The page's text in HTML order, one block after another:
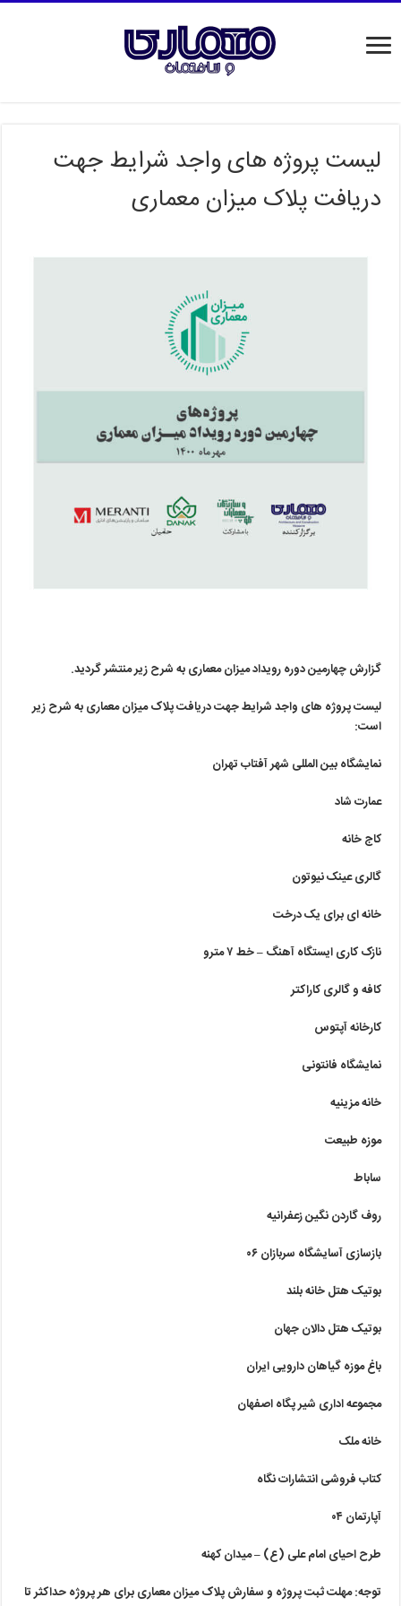
لیست پروژه های واجد شرایط جهت
دریافت پلاک میزان معماری
گزارش چهارمین دوره رویداد میزان معماری به شرح زیر منتشر گردید.
لیست پروژه های واجد شرایط جهت دریافت پلاک میزان معماری به شرح زیر
است:
نمایشگاه بین المللی شهر آفتاب تهران
عمارت شاد
کاج خانه
گالری عینک نیوتون
خانه ای برای یک درخت
نازک کاری ایستگاه آهنگ – خط ۷ مترو
کافه و گالری کاراکتر
کارخانه آپتوس
نمایشگاه فانتونی
خانه مزینیه
موزه طبیعت
ساباط
روف گاردن نگین زعفرانیه
بازسازی آسایشگاه سربازان ۰۶
بوتیک هتل خانه بلند
بوتیک هتل دالان جهان
باغ موزه گیاهان دارویی ایران
مجموعه اداری شیر پگاه اصفهان
خانه ملک
کتاب فروشی انتشارات نگاه
آپارتمان ۰۴
طرح احیای امام علی (ع) – میدان کهنه
توجه: مهلت ثبت پروژه و سفارش پلاک میزان معماری برای هر پروژه حداکثر تا